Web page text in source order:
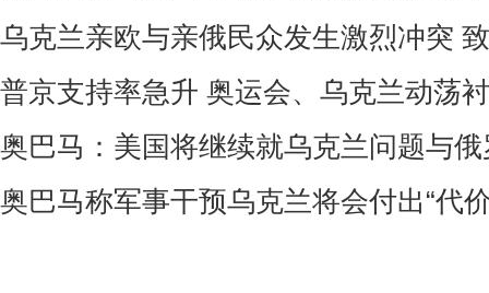
乌克兰亲欧与亲俄民众发生激烈冲突
普京支持率急升 奥运会、乌克兰动荡
奥巴马：美国将继续就乌克兰问题与
奥巴马称军事干预乌克兰将会付出“代